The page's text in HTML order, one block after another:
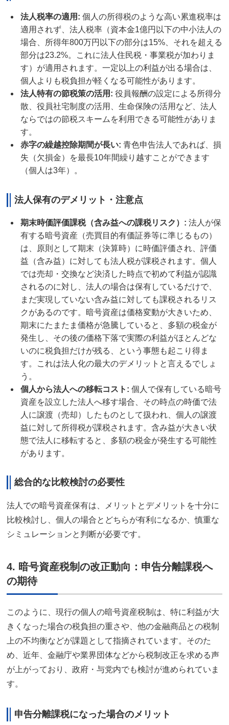
法人税率の適用 : 個人の所得税のような高い累進税率は
適用されず、法人税率（資本金1億円以下の中小法人の
場合、所得年800万円以下の部分は15%、それを超える
部分は23.2%。これに法人住民税・事業税が加わりま
す）が適用されます。一定以上の利益が出る場合は、
個人よりも税負担が軽くなる可能性があります。
法人特有の節税策の活用 : 役員報酬の設定による所得分
散、役員社宅制度の活用、生命保険の活用など、法人
ならではの節税スキームを利用できる可能性がありま
す。
赤字の繰越控除期間が長い: 青色申告法人であれば、損
失（欠損金）を最長10年間繰り越すことができます
（個人は3年）。
法人保有のデメリット・注意点
期末時価評価課税（含み益への課税リスク） : 法人が保
有する暗号資産（売買目的有価証券等に準じるもの）
は、原則として期末（決算時）に時価評価され、評価
益（含み益）に対しても法人税が課税されます。個人
では売却・交換など決済した時点で初めて利益が認識
されるのに対し、法人の場合は保有しているだけで、
まだ実現していない含み益に対しても課税されるリス
クがあるのです。暗号資産は価格変動が大きいため、
期末にたまたま価格が急騰していると、多額の税金が
発生し、その後の価格下落で実際の利益がほとんどな
いのに税負担だけが残る、という事態も起こり得ま
す。これは法人化の最大のデメリットと言えるでしょ
う。
個人から法人への移転コスト : 個人で保有している暗号
資産を設立した法人へ移す場合、その時点の時価で法
人に譲渡（売却）したものとして扱われ、個人の譲渡
益に対して所得税が課税されます。含み益が大きい状
態で法人に移転すると、多額の税金が発生する可能性
があります。
総合的な比較検討の必要性
法人での暗号資産保有は、メリットとデメリットを十分に
比較検討し、個人の場合とどちらが有利になるか、慎重な
シミュレーションと判断が必要です。
4. 暗号資産税制の改正動向：申告分離課税へ
の期待
このように、現行の個人の暗号資産税制は、特に利益が大
きくなった場合の税負担の重さや、他の金融商品との税制
上の不均衡などが課題として指摘されています。そのた
め、近年、金融庁や業界団体などから税制改正を求める声
が上がっており、政府・与党内でも検討が進められていま
す。
申告分離課税になった場合のメリット